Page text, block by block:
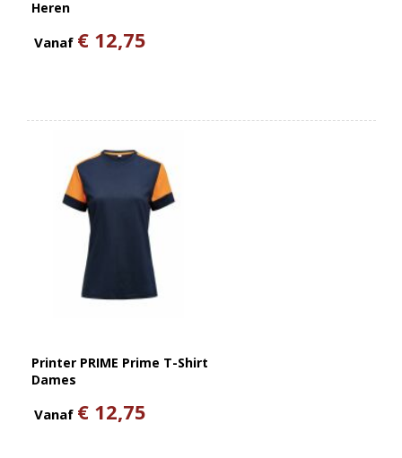
Heren
Vanaf € 12,75
Printer PRIME Prime T-Shirt
Dames
Vanaf € 12,75